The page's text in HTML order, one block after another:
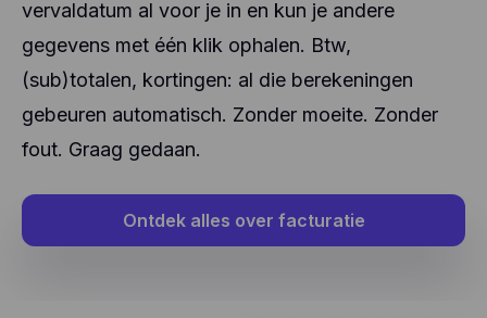
vervaldatum al voor je in en kun je andere
gegevens met één klik ophalen. Btw,
(sub)totalen, kortingen: al die berekeningen
gebeuren automatisch. Zonder moeite. Zonder
fout. Graag gedaan.
Ontdek alles over facturatie